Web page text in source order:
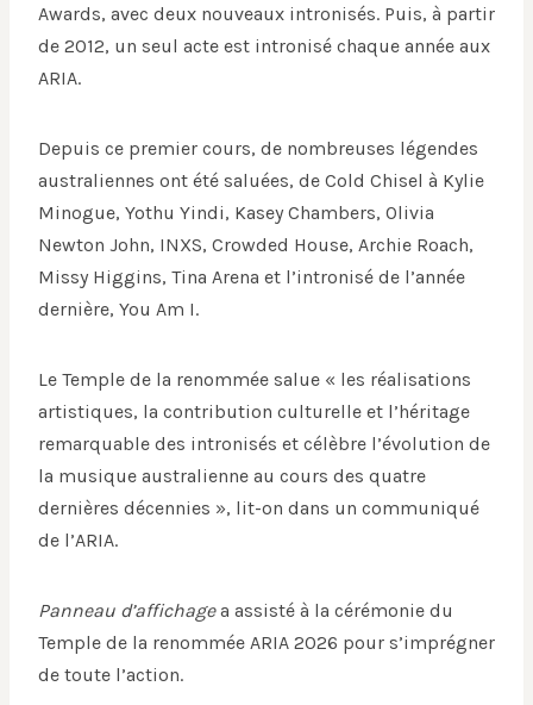
Awards, avec deux nouveaux intronisés. Puis, à partir
de 2012, un seul acte est intronisé chaque année aux
ARIA.
Depuis ce premier cours, de nombreuses légendes
australiennes ont été saluées, de Cold Chisel à Kylie
Minogue, Yothu Yindi, Kasey Chambers, Olivia
Newton John, INXS, Crowded House, Archie Roach,
Missy Higgins, Tina Arena et l’intronisé de l’année
dernière, You Am I.
Le Temple de la renommée salue « les réalisations
artistiques, la contribution culturelle et l’héritage
remarquable des intronisés et célèbre l’évolution de
la musique australienne au cours des quatre
dernières décennies », lit-on dans un communiqué
de l’ARIA.
Panneau d’affichagea assisté à la cérémonie du
Temple de la renommée ARIA 2026 pour s’imprégner
de toute l’action.